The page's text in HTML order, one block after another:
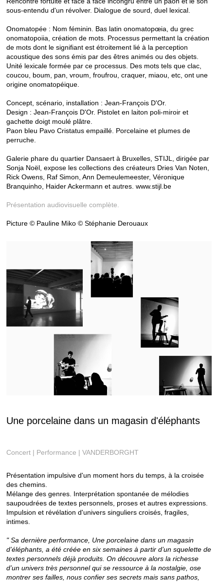
sous-entendu d'un révolver. Dialogue de sourd, duel lexical.
Onomatopée : Nom féminin. Bas latin onomatopœia, du grec
onomatopoiia, création de mots. Processus permettant la création
de mots dont le signifiant est étroitement lié à la perception
acoustique des sons émis par des êtres animés ou des objets.
Unité lexicale formée par ce processus. Des mots tels que clac,
coucou, boum, pan, vroum, froufrou, craquer, miaou, etc, ont une
origine onomatopéique.
Concept, scénario, installation : Jean-François D'Or.
Design : Jean-François D'Or. Pistolet en laiton poli-miroir et
gachette doigt moulé plâtre.
Paon bleu Pavo Cristatus empaillé. Porcelaine et plumes de
perruche.
Galerie phare du quartier Dansaert à Bruxelles, STIJL, dirigée par
Sonja Noël, expose les collections des créateurs Dries Van Noten,
Rick Owens, Raf Simon, Ann Demeulemeester, Véronique
Branquinho, Haider Ackermann et autres. www.stijl.be
Présentation audiovisuelle complète.
Picture © Pauline Miko © Stéphanie Derouaux
Une porcelaine dans un magasin d'éléphants
Concert | Performance | VANDERBORGHT
Présentation impulsive d'un moment hors du temps, à la croisée
des chemins.
Mélange des genres. Interprétation spontanée de mélodies
saupoudrées de textes personnels, proses et autres expressions.
Impulsion et révélation d'univers singuliers croisés, fragiles,
intimes.
" Sa dernière performance, Une porcelaine dans un magasin
d’éléphants, a été créée en six semaines à partir d’un squelette de
textes personnels déjà produits. On découvre alors la richesse
d’un univers très personnel qui se ressource à la nostalgie, ose
montrer ses failles, nous confier ses secrets mais sans pathos,